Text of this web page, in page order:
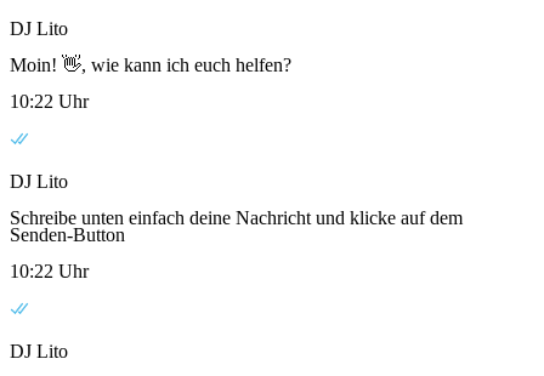
DJ Lito
Moin! 👋, wie kann ich euch helfen?
10:22 Uhr
DJ Lito
Schreibe unten einfach deine Nachricht und klicke auf dem
Senden-Button
10:22 Uhr
DJ Lito